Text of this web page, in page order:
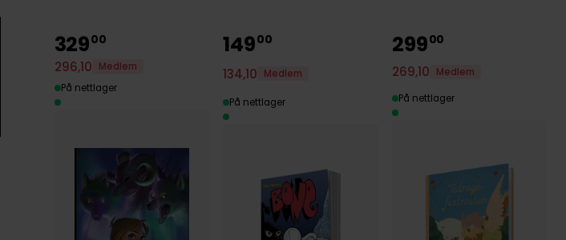
32900
296,10
Medlem
På nettlager
14900
134,10 Medlem
På nettlager
29900
269,10 Medlem
På nettlager